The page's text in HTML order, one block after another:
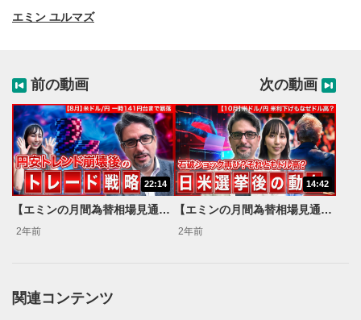
1
動画再生エリア
動画再生エリアをクリックすると、動画を再生または
一時停止します。
2
動画タイトル
動画タイトルが表示されます。クリックすると
YouTubeサイトに移動します。
ー内にあります。
エミン ユルマズ
前の動画
22:14
【エミンの月間為替相場見通し8月号】米ドル/円 乱高下の背景と今後の予想レンジを解説！
2年前
次の動画
14:42
【エミンの月間為替相場見通し10月号】石破ショックの再来か それともドル高か 日米選挙後の動向を解説！＜米ドル/円＞
2年前
関連コンテンツ